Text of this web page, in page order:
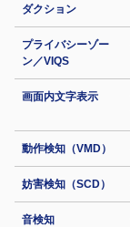
ダクション
プライバシーゾー
ン／VIQS
画面内文字表示
動作検知（VMD）
妨害検知（SCD）
音検知